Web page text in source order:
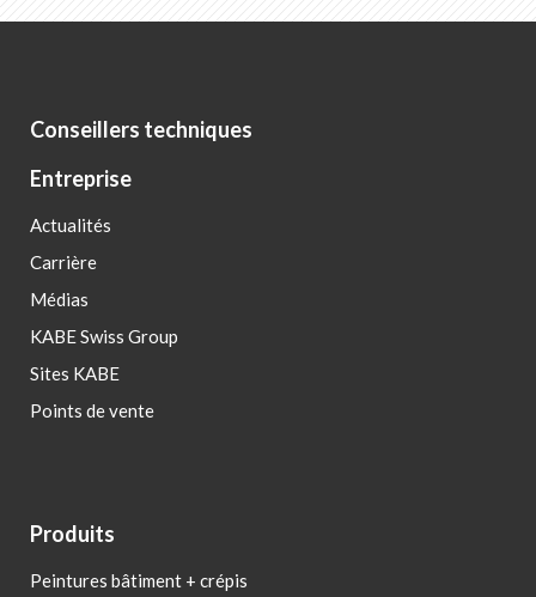
Conseillers techniques
Entreprise
Actualités
Carrière
Médias
KABE Swiss Group
Sites KABE
Points de vente
Produits
Peintures bâtiment + crépis